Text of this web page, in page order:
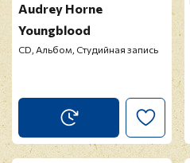
Audrey Horne
Youngblood
CD, Альбом, Студийная запись